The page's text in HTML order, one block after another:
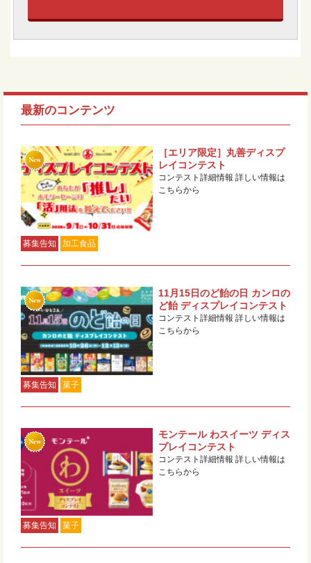
最新のコンテンツ
募集告知 加工食品
［エリア限定］丸善ディスプ
レイコンテスト
コンテスト詳細情報 詳しい情報は
こちらから
募集告知 菓子
11月15日のど飴の日 カンロの
ど飴 ディスプレイコンテスト
コンテスト詳細情報 詳しい情報は
こちらから
募集告知 菓子
モンテール わスイーツ ディス
プレイコンテスト
コンテスト詳細情報 詳しい情報は
こちらから